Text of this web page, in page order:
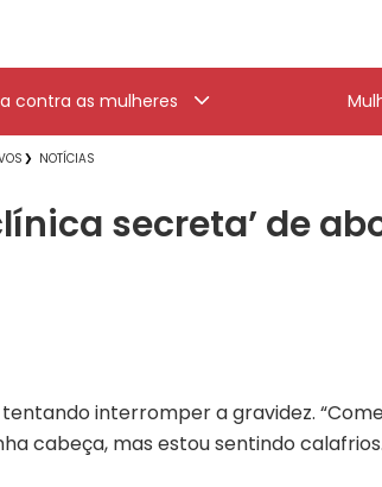
contra as mulheres
NOTÍCIAS
secreta’ de
interromper a gravidez.
cabeça, mas estou sentindo